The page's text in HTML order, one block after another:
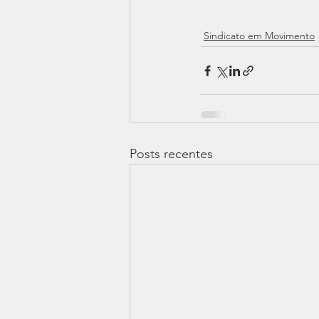
Sindicato em Movimento
Posts recentes